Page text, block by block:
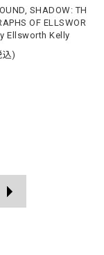
SHADOW: TH
OF ELLSWOR
Ellsworth Kelly
込)